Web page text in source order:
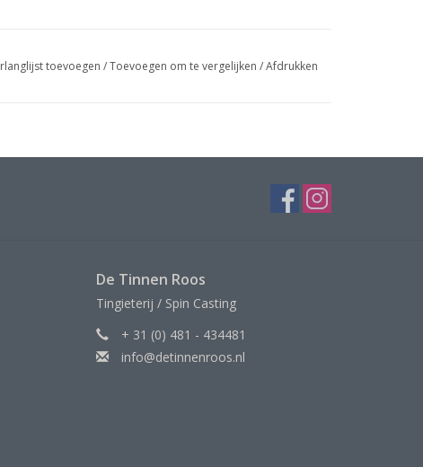
toevoegen /Toevoegen om te vergelijken /Afdrukken
De Tinnen Roos
Tingieterij / Spin Casting
+ 31 (0) 481 - 434481
info@detinnenroos.nl